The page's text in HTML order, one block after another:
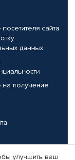
сайта
данных
на получение
улучшить ваш